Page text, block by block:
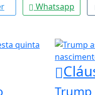
Whatsapp